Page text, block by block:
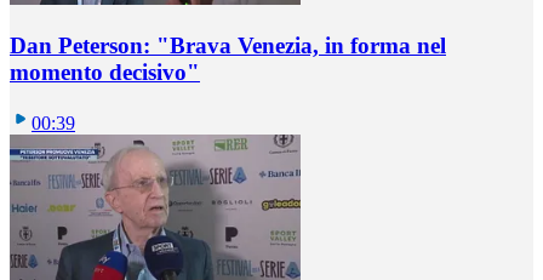
Dan Peterson: "Brava Venezia, in forma nel
momento decisivo"
00:39